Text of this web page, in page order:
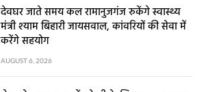
देवघर जाते समय कल रामानुजगंज रुकेंगे स्वास्थ्य
मंत्री श्याम बिहारी जायसवाल, कांवरियों की सेवा में
करेंगे सहयोग
AUGUST 6, 2026